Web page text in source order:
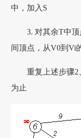
中，加入S
3. 对其余T中
间顶点，从V0到Vi
重复上述步骤2
为止